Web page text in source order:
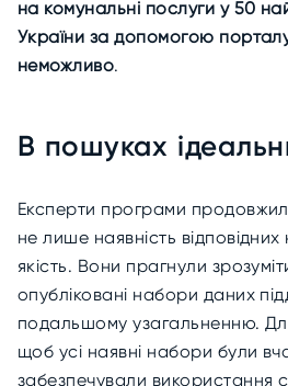
на комунальні послуги у 50
України за допомогою
неможливо.
В пошуках
Експерти програми
не лише наявність
якість. Вони прагнули
опубліковані набори даних
подальшому узагальненню.
щоб усі наявні набори були
забезпечували використання